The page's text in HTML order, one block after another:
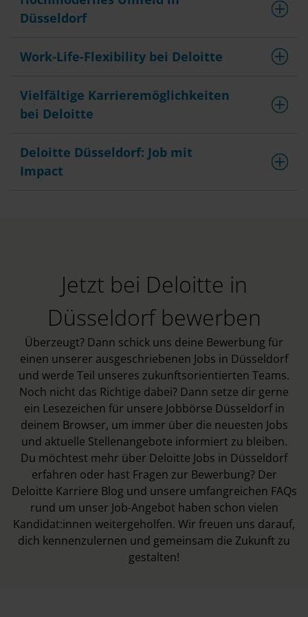
Düsseldorf
Work-Life-Flexibility bei Deloitte
Vielfältige Karrieremöglichkeiten
bei Deloitte
Deloitte Düsseldorf: Job mit
Impact
Jetzt bei Deloitte in
Düsseldorf bewerben
Überzeugt? Dann schick uns deine Bewerbung für
einen unserer ausgeschriebenen Jobs in Düsseldorf
und werde Teil unseres zukunftsorientierten Teams.
Noch nicht das Richtige dabei? Dann setze dir gerne
ein Lesezeichen für unsere Jobbörse Düsseldorf in
deinem Browser, um immer über die neuesten Jobs
und aktuelle Stellenangebote informiert zu bleiben.
Du möchtest mehr über Deloitte Jobs in Düsseldorf
erfahren oder hast Fragen zur Bewerbung? Der
Deloitte Karriere Blog und unsere umfangreichen FAQs
rund um unser Job-Angebot haben schon vielen
Kandidat:innen weitergeholfen. Wir freuen uns darauf,
dich kennenzulernen und gemeinsam die Zukunft zu
gestalten!